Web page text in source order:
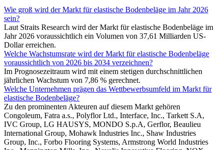
Wie groß wird der Markt für elastische Bodenbeläge im Jahr 2026
sein?
Laut Straits Research wird der Markt für elastische Bodenbeläge im
Jahr 2026 voraussichtlich ein Volumen von 37,61 Milliarden US-
Dollar erreichen.
Welche Wachstumsrate wird der Markt für elastische Bodenbeläge
voraussichtlich von 2026 bis 2034 verzeichnen?
Im Prognosezeitraum wird mit einem stetigen durchschnittlichen
jährlichen Wachstum von 7,86 % gerechnet.
Welche Unternehmen prägen das Wettbewerbsumfeld im Markt für
elastische Bodenbeläge?
Zu den prominenten Akteuren auf diesem Markt gehören
Congoleum, Fatra a.s., Polyflor Ltd., Interface, Inc., Tarkett S.A,
IVC Group, LG HAUSYS, MONDO S.p.A, Gerflor, Beaulieu
International Group, Mohawk Industries Inc., Shaw Industries
Group, Inc., Forbo Flooring Systems, Armstrong World Industries